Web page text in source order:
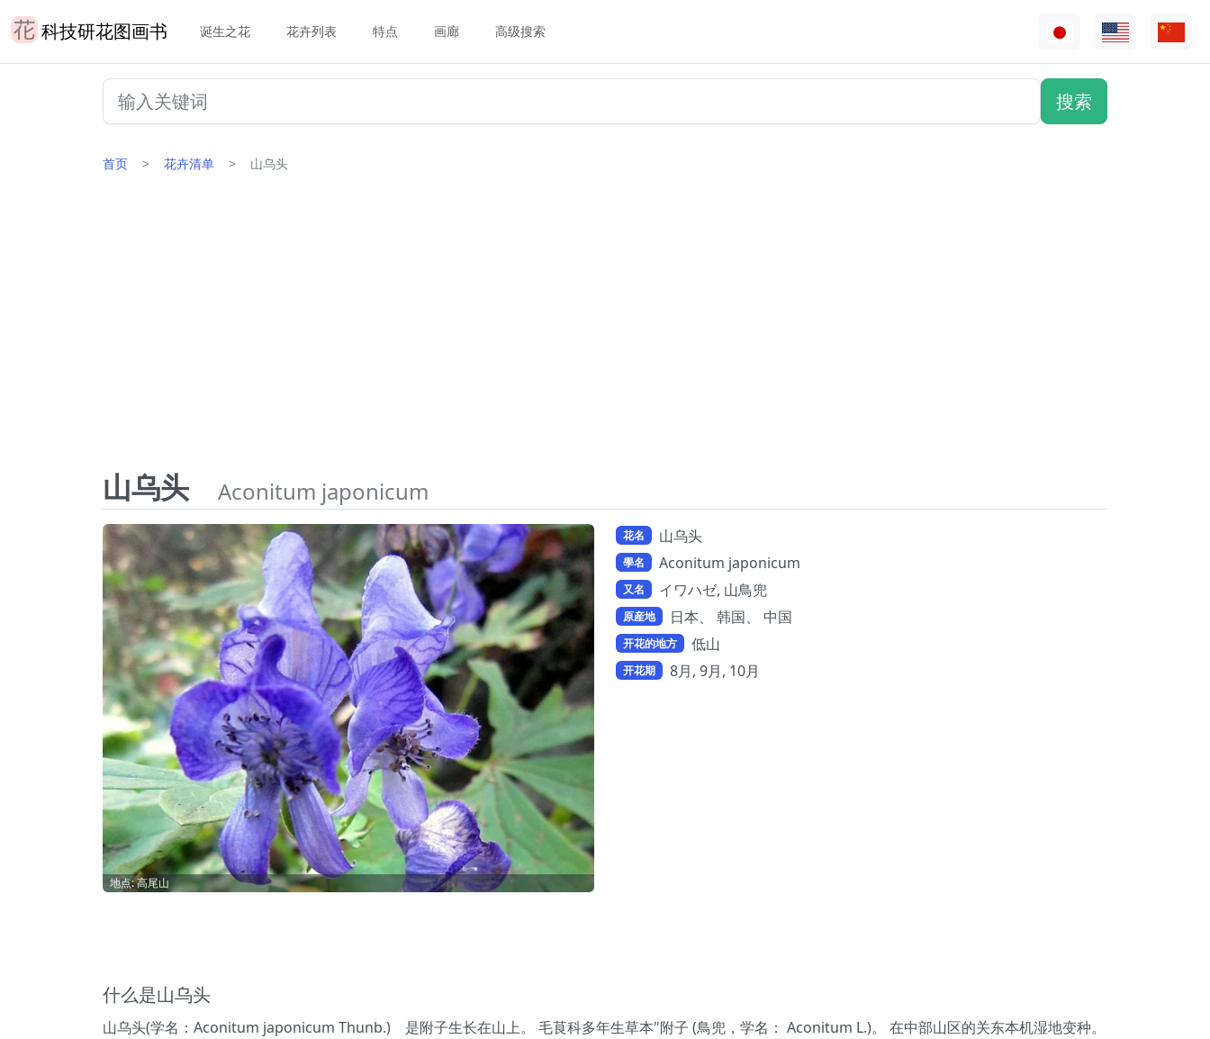
科技研花图画书 诞生之花 花卉列表 特点 画廊 高级搜索
首页 花卉清单 山乌头
山乌头 Aconitum japonicum
地点: 高尾山
花名 山乌头
學名 Aconitum japonicum
又名 イワハゼ, 山鳥兜
原産地 日本、 韩国、 中国
开花的地方 低山
开花期 8月, 9月, 10月
什么是山乌头
山乌头(学名：Aconitum japonicum Thunb.) 是附子生长在山上。 毛茛科多年生草本"附子 (鳥兜，学名： Aconitum L.)。 在中部山区的关东本机湿地变种。